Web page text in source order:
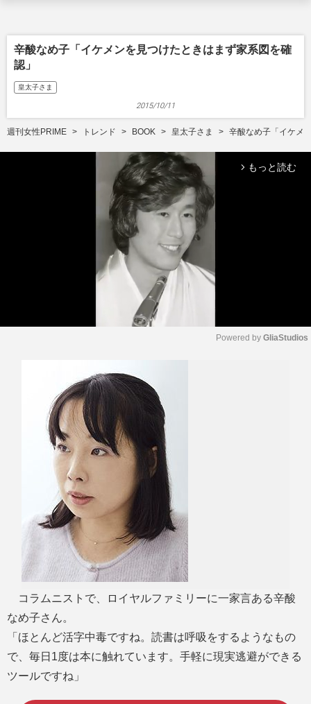
辛酸なめ子「イケメンを見つけたときはまず家系図を確
認」
皇太子さま
2015/10/11
週刊女性PRIME トレンド BOOK 皇太子さま 辛酸なめ子「イケメ
arrow_forward_ios もっと読む
Powered by GliaStudios
コラムニストで、ロイヤルファミリーに一家言ある辛酸
なめ子さん。
「ほとんど活字中毒ですね。読書は呼吸をするようなもの
で、毎日1度は本に触れています。手軽に現実逃避ができる
ツールですね」